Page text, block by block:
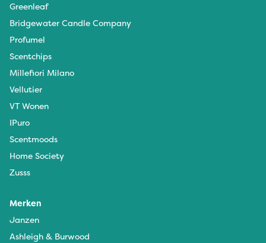
Greenleaf
Bridgewater Candle Company
Profumel
Scentchips
Millefiori Milano
Vellutier
VT Wonen
IPuro
Scentmoods
Home Society
Zusss
Merken
Janzen
Ashleigh & Burwood